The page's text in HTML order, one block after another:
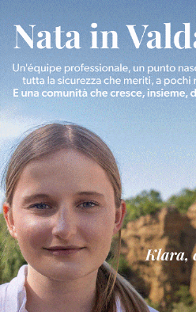
In vetrina 3 Agosto 2026
Estra Notizie agosto:
studenti coinvolti, torna il
debutta il podcast Estrair
Più lette